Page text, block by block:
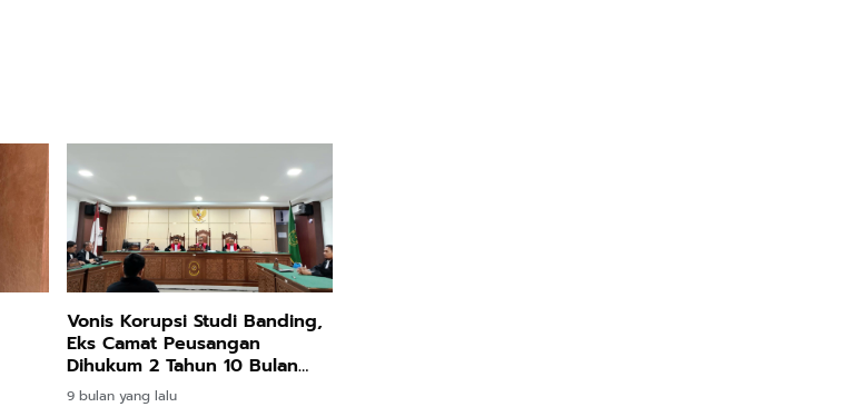
Vonis Korupsi Studi Banding,
Eks Camat Peusangan
Dihukum 2 Tahun 10 Bulan
Penjara
9 bulan yang lalu